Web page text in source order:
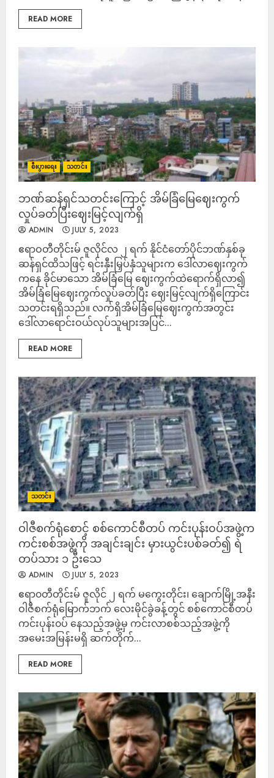
READ MORE
စီးပွားရေး သတင်း
ဘဏ်ဆန်ရှင်သတင်းကြောင့် အိမ်ခြံမြေဈေးကွက်
လှုပ်ခတ်ပြီးဈေးမြင့်လျက်ရှိ
ADMIN JULY 5, 2023
ဧရာဝတီတိုင်းမ် ဇူလိုင်လ ၂ ရက် နိုင်ငံတော်ပိုင်ဘဏ်နှစ်ခု
ဆန်ရှင်ထိသဖြင့် ရင်းနှီးမြှပ်နှံသူများက ဒေါ်လာဈေးကွက်
ကနေ ခိုင်မာသော အိမ်ခြံမြေ ဈေးကွက်ထဲရောက်ရှိလာ၍
အိမ်ခြံမြေဈေးကွက်လှုပ်ခတ်ပြီး ဈေးမြင့်လျက်ရှိကြောင်း
သတင်းရရှိသည်။ လက်ရှိအိမ်ခြံမြေဈေးကွက်အတွင်း
ဒေါ်လာရောင်းဝယ်လုပ်သူများအပြင်...
READ MORE
သတင်း
ဝါဇီစက်ရုံစောင့် စစ်ကောင်စီတပ် ကင်းပုန်း၀ပ်အဖွဲ့က
ကင်းစစ်အဖွဲ့ကို အချင်းချင်း မှားယွင်းပစ်ခတ်၍ ရဲ
တပ်သား ၁ ဦးသေ
ADMIN JULY 5, 2023
ဧရာ၀တီတိုင်းမ် ဇူလိုင် ၂ ရက် မကွေးတိုင်း၊ ချောက်မြို့အနီး
ဝါဇီစက်ရုံမြောက်ဘက် လေးမိုင်ခွဲခန့်တွင် စစ်ကောင်စီတပ်
ကင်းပုန်း၀ပ် နေသည့်အဖွဲ့မှ ကင်းလာစစ်သည့်အဖွဲ့ကို
အမေးအမြန်းမရှိ ဆက်တိုက်...
READ MORE